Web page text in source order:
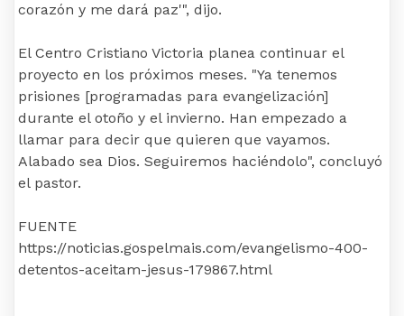
corazón y me dará paz'", dijo.
El Centro Cristiano Victoria planea continuar el
proyecto en los próximos meses. "Ya tenemos
prisiones [programadas para evangelización]
durante el otoño y el invierno. Han empezado a
llamar para decir que quieren que vayamos.
Alabado sea Dios. Seguiremos haciéndolo", concluyó
el pastor.
FUENTE
https://noticias.gospelmais.com/evangelismo-400-
detentos-aceitam-jesus-179867.html